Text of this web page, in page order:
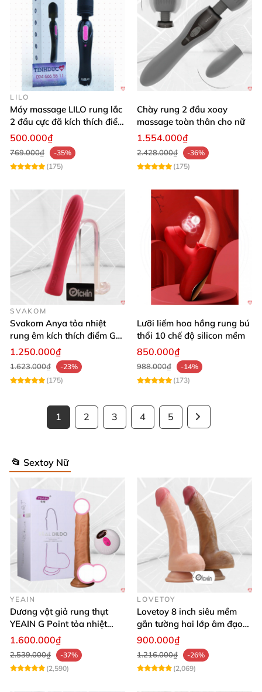
LILO
Máy massage LILO rung lắc
2 đầu cực đã kích thích điểm
G âm đạo
500.000₫
769.000₫
-35%
(175)
Chày rung 2 đầu xoay
massage toàn thân cho nữ
1.554.000₫
2.428.000₫
-36%
(175)
SVAKOM
Svakom Anya tỏa nhiệt
rung êm kích thích điểm G
silicon Mỹ cao cấp an toàn
1.250.000₫
1.623.000₫
-23%
(175)
Lưỡi liếm hoa hồng rung bú
thổi 10 chế độ silicon mềm
850.000₫
988.000₫
-14%
(173)
1 2 3 4 5
📂 Sextoy Nữ
YEAIN
Dương vật giả rung thụt
YEAIN G Point tỏa nhiệt
điều khiển từ xa
1.600.000₫
2.539.000₫
-37%
(2,590)
LOVETOY
Lovetoy 8 inch siêu mềm
gắn tường hai lớp âm đạo
giả chuẩn y tế
900.000₫
1.216.000₫
-26%
(2,069)